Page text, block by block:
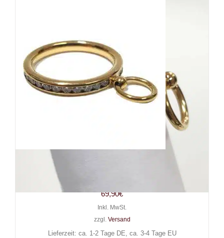
White Dragon Ring Jewelled
69,90€
Inkl. MwSt.
zzgl. Versand
Lieferzeit: ca. 1-2 Tage DE, ca. 3-4 Tage EU